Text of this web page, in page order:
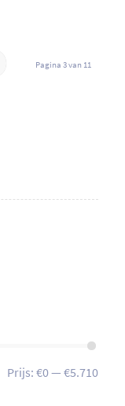
Pagina 3 van 11
Prijs:€0—€5.710